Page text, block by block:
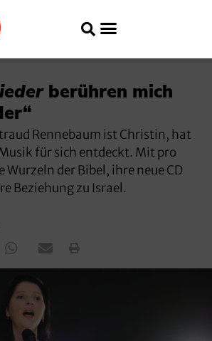
berühren mich
Rennebaum ist Christin, hat
für sich entdeckt. Mit pro
Wurzeln der Bibel, ihre neue CD
Beziehung zu Israel.